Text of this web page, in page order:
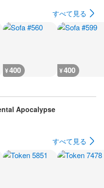
すべて見る
¥400 ¥400
Apocalypse
すべて見る